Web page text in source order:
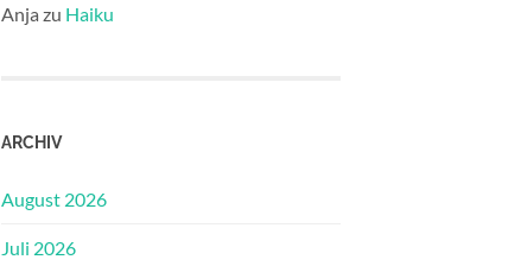
Anja zu Haiku
ARCHIV
August 2026
Juli 2026